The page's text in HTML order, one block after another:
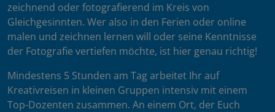
zeichnend oder fotografierend im Kreis von
Gleichgesinnten. Wer also in den Ferien oder online
malen und zeichnen lernen will oder seine Kenntnisse
der Fotografie vertiefen möchte, ist hier genau richtig!
Mindestens 5 Stunden am Tag arbeitet Ihr auf
Kreativreisen in kleinen Gruppen intensiv mit einem
Top-Dozenten zusammen. An einem Ort, der Euch